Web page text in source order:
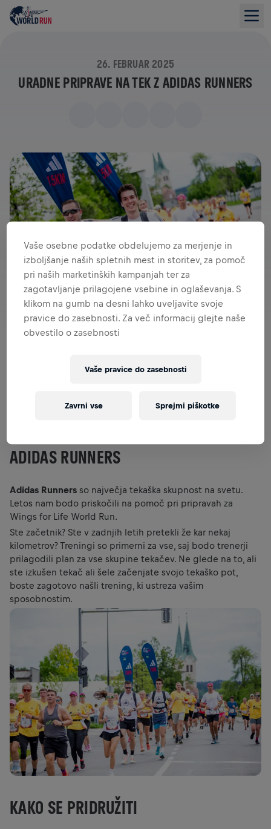
26. FEBRUAR 2025
URADNE PRIPRAVE NA TEK Z ADIDAS RUNNERS
Wings for Life World Run je tekaški dogodek, ki združuje
da se na ta poseben izziv pripravijo z brezplačnimi
ADIDAS RUNNERS
Adidas Runners so največja tekaška skupnost na svetu.
Letos nam bodo priskočili na pomoč pri pripravah za
Wings for Life World Run.
Ste začetnik? Ste v zadnjih letih pretekli že kar nekaj
kilometrov? Treningi so primerni za vse, saj bodo trenerji
prilagodili plan za vse skupine tekačev. Ne glede na to, ali
ste izkušen tekač ali šele začenjate svojo tekaško pot,
boste zagotovo našli trening, ki ustreza vašim
sposobnostim.
KAKO SE PRIDRUŽITI
Vaše osebne podatke obdelujemo za merjenje in
izboljšanje naših spletnih mest in storitev, za pomoč
pri naših marketinških kampanjah ter za
zagotavljanje prilagojene vsebine in oglaševanja. S
klikom na gumb na desni lahko uveljavite svoje
pravice do zasebnosti. Za več informacij glejte naše
obvestilo o zasebnosti
Vaše pravice do zasebnosti
Zavrni vse Sprejmi piškotke